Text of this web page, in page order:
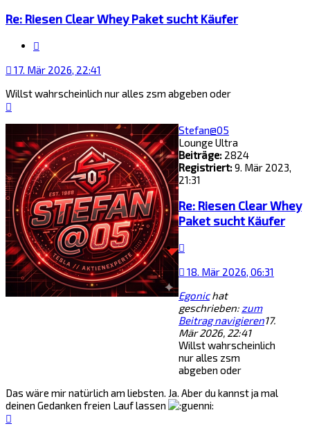
Re: Riesen Clear Whey Paket sucht Käufer
17. Mär 2026, 22:41
Willst wahrscheinlich nur alles zsm abgeben oder
Stefan@05
Lounge Ultra
Beiträge: 2824
Registriert:9. Mär 2023,
21:31
Re: Riesen Clear Whey
Paket sucht Käufer
18. Mär 2026, 06:31
Egonichat
geschrieben: zum
Beitrag navigieren17.
Mär 2026, 22:41
Willst wahrscheinlich
nur alles zsm
abgeben oder
Das wäre mir natürlich am liebsten. Ja. Aber du kannst ja mal
deinen Gedanken freien Lauf lassen